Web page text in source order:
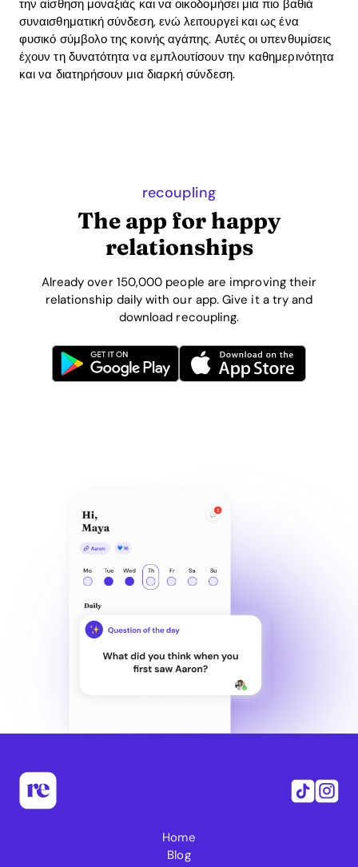
την αίσθηση μοναξιάς και να οικοδομήσει μια πιο βαθιά
συναισθηματική σύνδεση, ενώ λειτουργεί και ως ένα
φυσικό σύμβολο της κοινής αγάπης. Αυτές οι υπενθυμίσεις
έχουν τη δυνατότητα να εμπλουτίσουν την καθημερινότητα
και να διατηρήσουν μια διαρκή σύνδεση.
recoupling
The app for happy
relationships
Already over 150,000 people are improving their
relationship daily with our app. Give it a try and
download recoupling.
Home
Blog